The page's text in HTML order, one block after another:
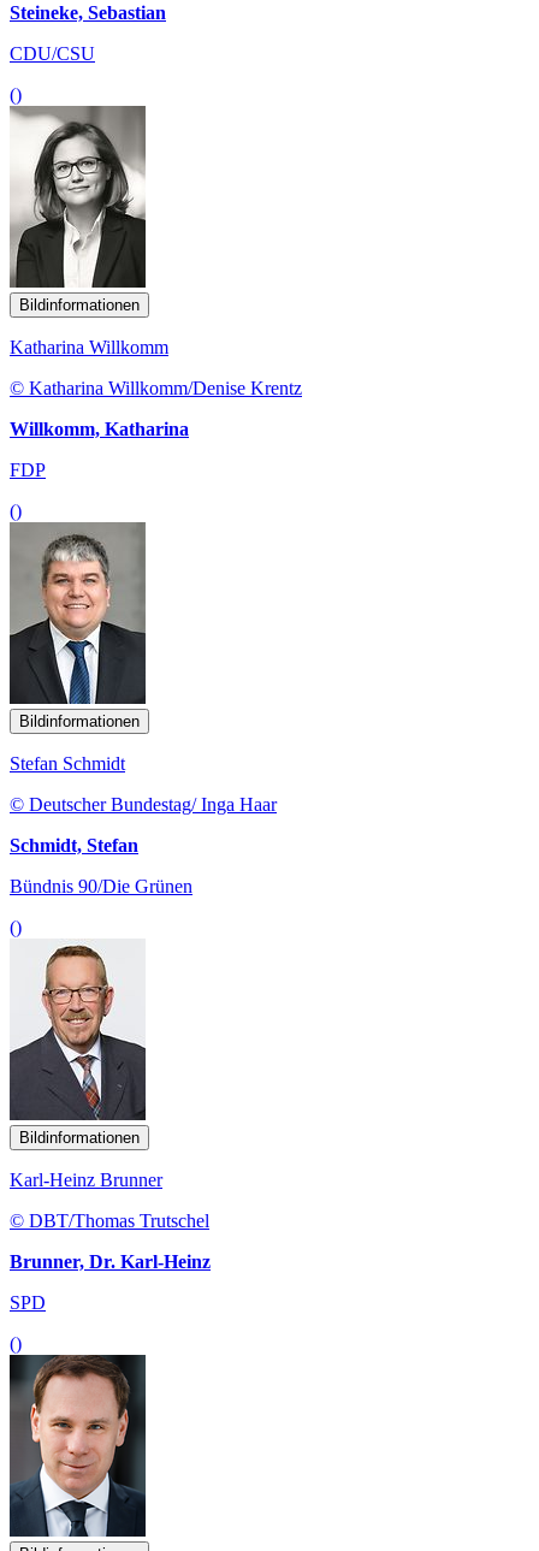
Steineke, Sebastian
CDU/CSU
()
Bildinformationen
Katharina Willkomm
© Katharina Willkomm/Denise Krentz
Willkomm, Katharina
FDP
()
Bildinformationen
Stefan Schmidt
© Deutscher Bundestag/ Inga Haar
Schmidt, Stefan
Bündnis 90/Die Grünen
()
Bildinformationen
Karl-Heinz Brunner
© DBT/Thomas Trutschel
Brunner, Dr. Karl-Heinz
SPD
()